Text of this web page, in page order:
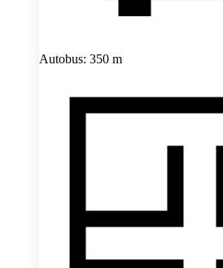
Autobus: 350 m